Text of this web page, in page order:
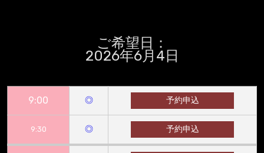
ご希望日：
2026年6月4日
9:00 ◎ 予約申込
9:30 ◎ 予約申込